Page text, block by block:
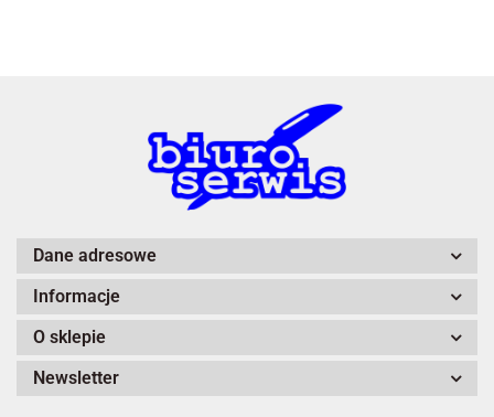
A4 Tech
Dane adresowe
Informacje
O sklepie
Newsletter